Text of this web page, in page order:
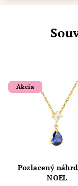
Akcia
Pozlacený
NOEL